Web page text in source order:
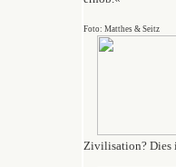
Foto: Matthes & Seitz
Zivilisation? Dies